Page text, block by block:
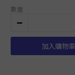
數量
加入購物車